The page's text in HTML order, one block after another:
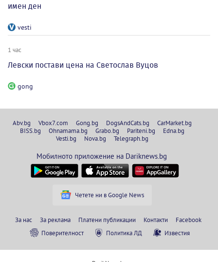
имен ден
vesti
1 час
Левски постави цена на Светослав Вуцов
gong
Abv.bg Vbox7.com Gong.bg DogsAndCats.bg
CarMarket.bg
BISS.bg
Ohnamama.bg Grabo.bg Pariteni.bg
Edna.bg
Vesti.bg
Nova.bg Telegraph.bg
Мобилното приложение на Dariknews.bg
Четете ни в Google News
За нас За реклама Платени публикации Контакти
Facebook
Поверителност
Политика ЛД Известия